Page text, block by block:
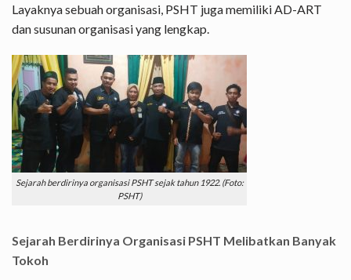
Layaknya sebuah organisasi, PSHT juga memiliki AD-ART
dan susunan organisasi yang lengkap.
Sejarah berdirinya organisasi PSHT sejak tahun 1922. (Foto:
PSHT)
Sejarah Berdirinya Organisasi PSHT Melibatkan Banyak
Tokoh